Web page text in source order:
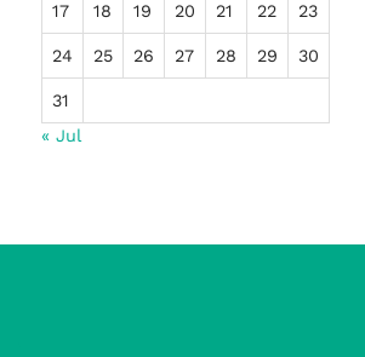
17 18 19 20 21 22 23
24 25 26 27 28 29 30
31
« Jul